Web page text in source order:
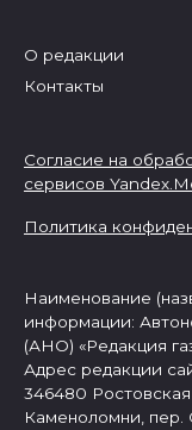
О редакции
Контакты
Согласие на
сервисов
Политика
Наименование
информации:
(АНО) «Редакция
Адрес редакции
346480
Каменоломни, пер.